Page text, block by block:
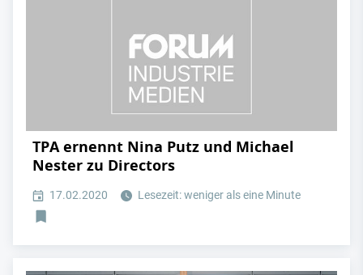
TPA ernennt Nina Putz und Michael
Nester zu Directors
17.02.2020 Lesezeit: weniger als eine Minute